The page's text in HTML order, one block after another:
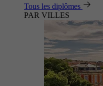
Tous les diplômes
PAR VILLES